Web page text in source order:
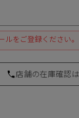
ルをご登録ください
店舗の在庫確認